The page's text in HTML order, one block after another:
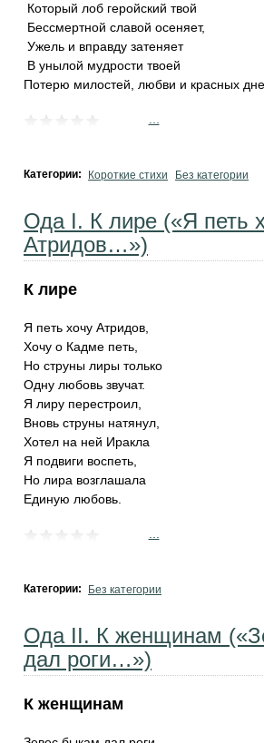
‎ Который лоб геройский твой
‎ Бессмертной славой осеняет,
‎ Ужель и вправду затеняет
‎ В унылой мудрости твоей
Потерю милостей, любви и красных
Категории: Короткие стихи Без категории
Ода I. К лире («Я петь
Атридов…»)
К лире
Я петь хочу Атридов,
Хочу о Кадме петь,
Но струны лиры только
Одну любовь звучат.
Я лиру перестроил,
Вновь струны натянул,
Хотел на ней Иракла
Я подвиги воспеть,
Но лира возглашала
Единую любовь.
Категории: Без категории
Ода II. К женщинам
дал роги…»)
К женщинам